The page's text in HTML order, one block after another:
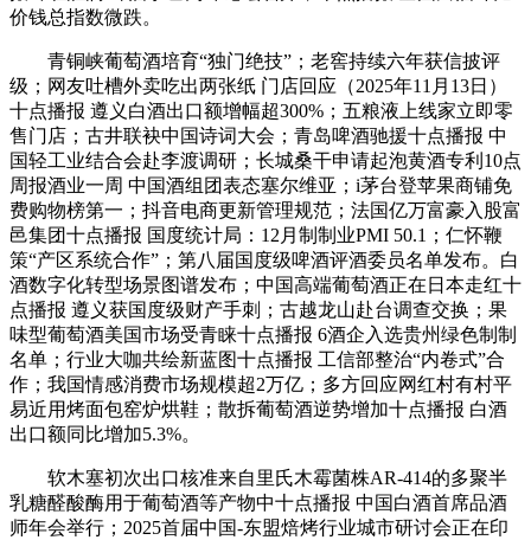
价钱总指数微跌。
青铜峡葡萄酒培育“独门绝技”；老窖持续六年获信披评
级；网友吐槽外卖吃出两张纸 门店回应（2025年11月13日）
十点播报 遵义白酒出口额增幅超300%；五粮液上线家立即零
售门店；古井联袂中国诗词大会；青岛啤酒驰援十点播报 中
国轻工业结合会赴李渡调研；长城桑干申请起泡黄酒专利10点
周报酒业一周 中国酒组团表态塞尔维亚；i茅台登苹果商铺免
费购物榜第一；抖音电商更新管理规范；法国亿万富豪入股富
邑集团十点播报 国度统计局：12月制制业PMI 50.1；仁怀鞭
策“产区系统合作”；第八届国度级啤酒评酒委员名单发布。白
酒数字化转型场景图谱发布；中国高端葡萄酒正在日本走红十
点播报 遵义获国度级财产手刺；古越龙山赴台调查交换；果
味型葡萄酒美国市场受青睐十点播报 6酒企入选贵州绿色制制
名单；行业大咖共绘新蓝图十点播报 工信部整治“内卷式”合
作；我国情感消费市场规模超2万亿；多方回应网红村有村平
易近用烤面包窑炉烘鞋；散拆葡萄酒逆势增加十点播报 白酒
出口额同比增加5.3%。
软木塞初次出口核准来自里氏木霉菌株AR-414的多聚半
乳糖醛酸酶用于葡萄酒等产物中十点播报 中国白酒首席品酒
师年会举行；2025首届中国-东盟焙烤行业城市研讨会正在印